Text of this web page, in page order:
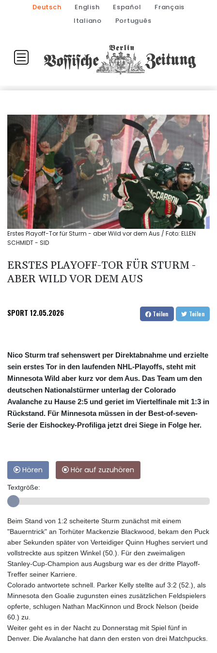
Deutsch English Español
Français
Italiano
Português
Erstes Playoff-Tor für Sturm - aber Wild vor dem Aus / Foto: ELLEN
SCHMIDT - SID
ERSTES PLAYOFF-TOR FÜR STURM -
ABER WILD VOR DEM AUS
SPORT 12.05.2026 Teilen Teilen
Nico Sturm traf sehenswert per Direktabnahme und erzielte
sein erstes Tor in den laufenden NHL-Playoffs, steht mit
Minnesota Wild aber kurz vor dem Aus. Das Team um den
deutschen Nationalstürmer unterlag der Colorado
Avalanche zu Hause 2:5 und geriet im Viertelfinale mit 1:3 in
Rückstand. Für Minnesota müssen in der Best-of-seven-
Serie der Eishockey-Profiliga jetzt drei Siege in Folge her.
Hören Hör auf zuzuhören
Textgröße:
Beim Stand von 1:2 scheiterte Sturm zunächst mit einem
"Bauerntrick" an Torhüter Mackenzie Blackwood, bekam den Puck
aber Sekunden später von Verteidiger Quinn Hughes serviert und
vollstreckte aus spitzen Winkel (50.). Für den zweimaligen
Stanley-Cup-Champion aus Augsburg war es der dritte Playoff-
Treffer seiner Karriere.
Colorado antwortete schnell. Parker Kelly stellte auf 3:2 (52.), als
Minnesota den Goalie zugunsten eines zusätzlichen Feldspielers
opferte, schlugen Nathan MacKinnon und Brock Nelson (beide
60.) zu.
Weiter geht es in der Nacht zu Donnerstag mit Spiel fünf in
Denver. Die Avalanche hat dann den ersten von drei Matchpucks.